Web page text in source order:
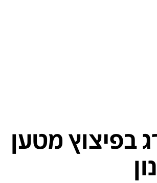
בפיצוץ מטען